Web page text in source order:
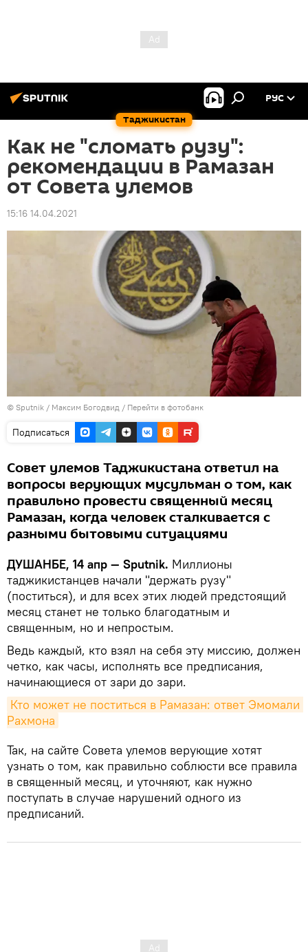
Таджикистан
РУС
Как не "сломать рузу":
рекомендации в Рамазан
от Совета улемов
15:16 14.04.2021
© Sputnik / Максим Богодвид / Перейти в фотобанк
Подписаться
Совет улемов Таджикистана ответил на
вопросы верующих мусульман о том, как
правильно провести священный месяц
Рамазан, когда человек сталкивается с
разными бытовыми ситуациями
ДУШАНБЕ, 14 апр — Sputnik. Миллионы
таджикистанцев начали "держать рузу"
(поститься), и для всех этих людей предстоящий
месяц станет не только благодатным и
священным, но и непростым.
Ведь каждый, кто взял на себя эту миссию, должен
четко, как часы, исполнять все предписания,
начинающиеся от зари до зари.
Кто может не поститься в Рамазан: ответ Эмомали
Рахмона
Так, на сайте Совета улемов верующие хотят
узнать о том, как правильно соблюсти все правила
в священный месяц, и уточняют, как нужно
поступать в случае нарушений одного из
предписаний.